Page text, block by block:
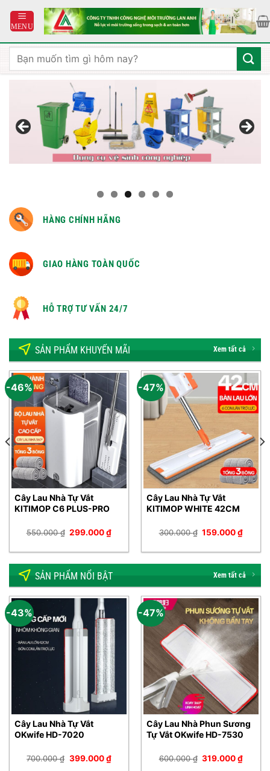
qua
dung
Tìm
kiếm:
HÀNG CHÍNH HÃNG
GIAO HÀNG TOÀN QUỐC
HỖ TRỢ TƯ VẤN 24/7
SẢN PHẨM KHUYẾN MÃI Xem tất cả
-46%
Cây Lau Nhà Tự Vắt
KITIMOP C6 PLUS-PRO
550.000₫ Giá
550.000 ₫.
299.000₫Giá
là:
299.000 ₫.
-47%
Cây Lau Nhà Tự Vắt
KITIMOP WHITE 42CM
300.000₫ Giá
300.000 ₫.
159.000₫Giá
là:
₫.
SẢN PHẨM NỔI BẬT Xem tất cả
-43%
Cây Lau Nhà Tự Vắt
OKwife HD-7020
700.000₫ Giá
399.000₫Giá
hiện
-47%
Cây Lau Nhà Phun Sương
Tự Vắt OKwife HD-7530
600.000₫ Giá
319.000₫Giá